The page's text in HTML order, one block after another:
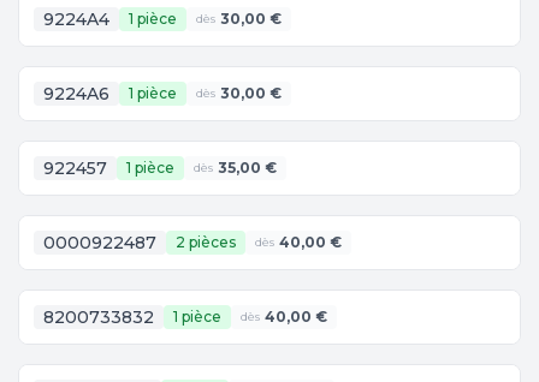
9224A4 1 pièce dès 30,00 €
9224A6 1 pièce dès 30,00 €
922457 1 pièce dès 35,00 €
0000922487 2 pièces dès 40,00 €
8200733832 1 pièce dès 40,00 €